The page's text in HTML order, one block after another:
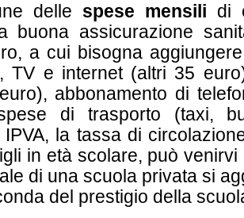
delle spese mensili di
buona assicurazione
a cui bisogna
TV e internet (altri 35
abbonamento di
di trasporto (taxi,
IPVA, la tassa di
in età scolare, può
di una scuola privata si
del prestigio della